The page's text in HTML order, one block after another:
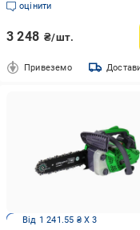
оцінити
3 248 ₴/шт.
Привеземо
Від 1 241.55 ₴ X 3